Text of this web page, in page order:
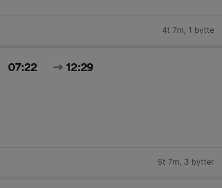
4t 7m, 1 bytte
07:22 12:29
5t 7m, 3 bytter